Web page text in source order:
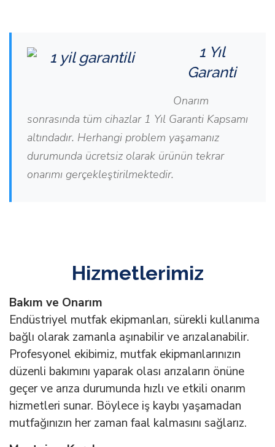
1 Yıl
Garanti
Onarım
sonrasında tüm cihazlar 1 Yıl Garanti Kapsamı
altındadır. Herhangi problem yaşamanız
durumunda ücretsiz olarak ürünün tekrar
onarımı gerçekleştirilmektedir.
Hizmetlerimiz
Bakım ve Onarım
Endüstriyel mutfak ekipmanları, sürekli kullanıma
bağlı olarak zamanla aşınabilir ve arızalanabilir.
Profesyonel ekibimiz, mutfak ekipmanlarınızın
düzenli bakımını yaparak olası arızaların önüne
geçer ve arıza durumunda hızlı ve etkili onarım
hizmetleri sunar. Böylece iş kaybı yaşamadan
mutfağınızın her zaman faal kalmasını sağlarız.